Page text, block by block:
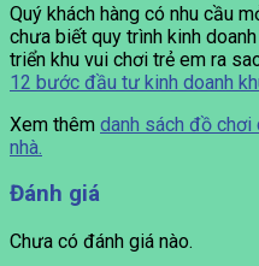
Quý khách hàng có nhu cầu
chưa biết quy trình kinh
triển khu vui chơi trẻ em ra
12 bước đầu tư kinh doanh
Xem thêm danh sách đồ chơi
nhà.
Đánh giá
Chưa có đánh giá nào.